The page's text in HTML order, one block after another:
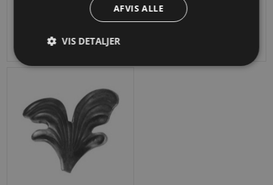
40 x 110 x 3 mm i smedejern 70 x 60 x 3 mm i smedejern
AFVIS ALLE
VIS DETALJER